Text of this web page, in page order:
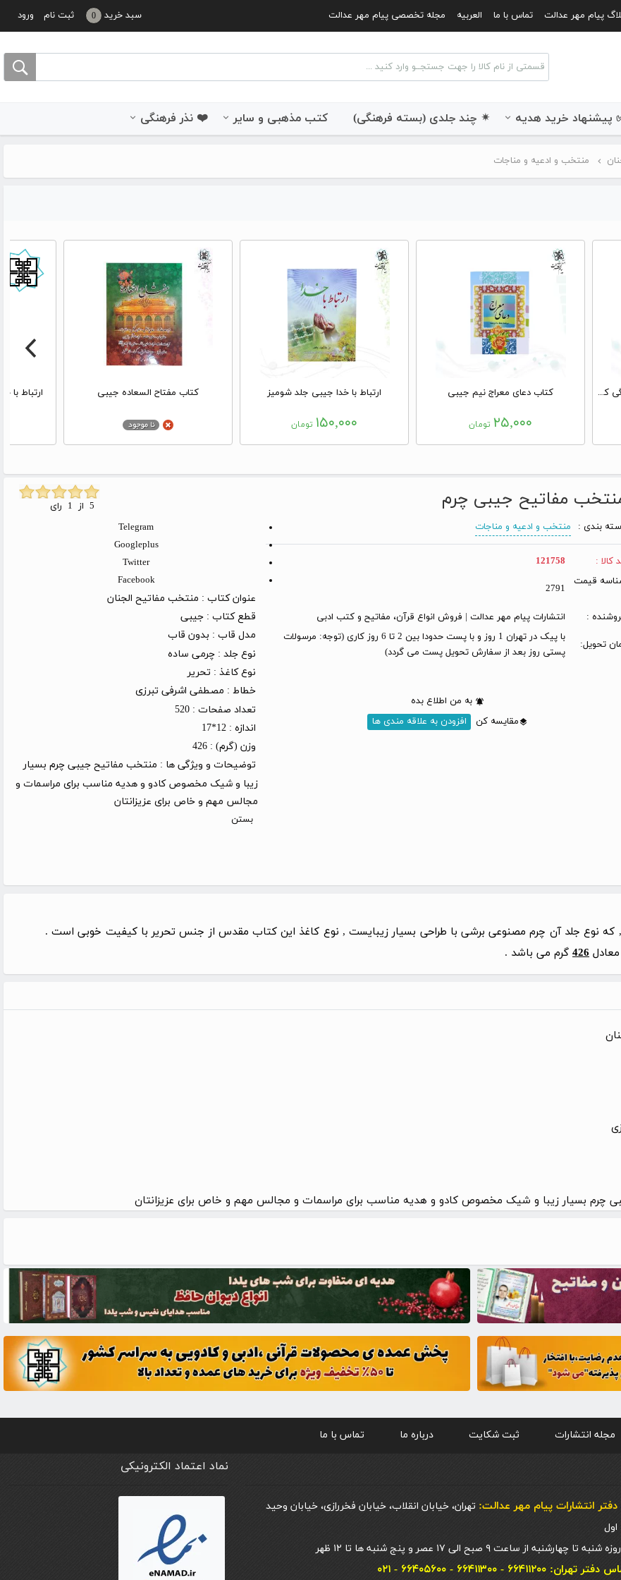
ورود ثبت نام سبد خرید 0 پیام مهر عدالت تماس با ما العربیه مجله تخصصی پیام مهر عدالت
پیشنهاد خرید هدیه ✴ چند جلدی (بسته فرهنگی) کتب مذهبی و سایر ❤️ نذر فرهنگی
منتخب و ادعیه و مناجات
منتخب مفاتیح جیبی رقعی داخل رنگی کیفی زیپی کتاب دعای معراج نیم جیبی
۲۵,۰۰۰ تومان
ارتباط با خدا جیبی جلد شومیز
۱۵۰,۰۰۰ تومان
کتاب مفتاح السعاده جیبی ارتباط
مفاتیح جیبی چرم
بندی :
منتخب و ادعیه و مناجات
کالا :
121758
قیمت
2791
: انتشارات پیام مهر عدالت | فروش انواع قرآن، مفاتیح و کتب ادبی
تحویل:
با پیک در تهران 1 روز و با پست حدودا بین 2 تا 6 روز کاری (توجه: مرسولات
پستی روز بعد از سفارش تحویل پست می گردد)
به من اطلاع بده
مقایسه کن
افزودن به علاقه مندی ها
Telegram
Googleplus
Twitter
Facebook
عنوان کتاب : منتخب مفاتیح الجنان
قطع کتاب :جیبی
مدل قاب : بدون قاب
نوع جلد :چرمی ساده
نوع کاغذ : تحریر
خطاط : مصطفی اشرفی تبرزی
تعداد صفحات :520
اندازه :12*17
وزن (گرم) :426
توضیحات و ویژگی ها : منتخب مفاتیح جیبی چرم بسیار
زیبا و شیک مخصوص کادو و هدیه مناسب برای مراسمات و
مجالس مهم و خاص برای عزیزانتان
بستن
که نوع جلد آن چرم مصنوعی برشی با طراحی بسیار زیبایست , نوع کاغذ این کتاب مقدس از جنس تحریر با کیفیت خوبی است .
426 گرم می باشد .
چرم بسیار زیبا و شیک مخصوص کادو و هدیه مناسب برای مراسمات و مجالس مهم و خاص برای عزیزانتان
مجله انتشارات ثبت شکایت درباره ما تماس با ما
انتشارات پيام مهر عدالت: تهران، خیابان انقلاب، خیابان فخررازی، خیابان وحید
از ساعت ۹ صبح الی ۱۷ عصر و پنج شنبه ها تا ۱۲ ظهر
- ۶۶۴۱۱۳۰۰ - ۶۶۴۰۵۶۰۰ - ۰۲۱
نماد اعتماد الکترونیکی